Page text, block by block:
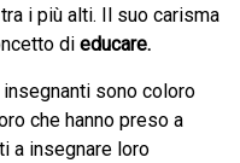
i più alti. Il suo carisma
di educare.
insegnanti sono coloro
che hanno preso a
a insegnare loro